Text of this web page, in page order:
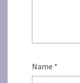
Name *